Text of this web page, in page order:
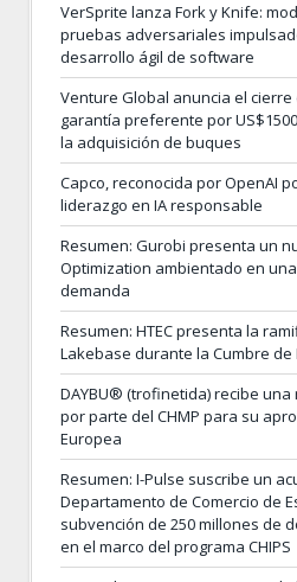
VerSprite lanza Fork y Knife:
pruebas adversariales
desarrollo ágil de software
Venture Global anuncia el
garantía preferente por
la adquisición de buques
Capco, reconocida por OpenAI
liderazgo en IA responsable
Resumen: Gurobi presenta un
Optimization ambientado en
demanda
Resumen: HTEC presenta la
Lakebase durante la Cumbre de
DAYBU® (trofinetida) recibe
por parte del CHMP para su
Europea
Resumen: I-Pulse suscribe un
Departamento de Comercio de
subvención de 250 millones de
en el marco del programa CHIPS